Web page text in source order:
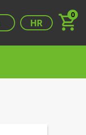
Válassza ki a
HR
0